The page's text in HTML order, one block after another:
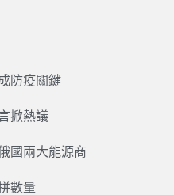
防疫關鍵
掀熱議
國兩大能源商
數量